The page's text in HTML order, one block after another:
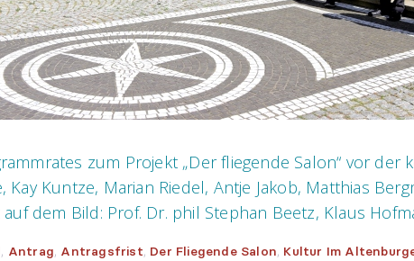
zum Projekt „Der fliegende Salon“ vor
Kay Kuntze, Marian Riedel, Antje Jakob, Matthias
dem Bild: Prof. Dr. phil Stephan Beetz, Klaus
, Antrag, Antragsfrist, Der Fliegende Salon, Kultur Im